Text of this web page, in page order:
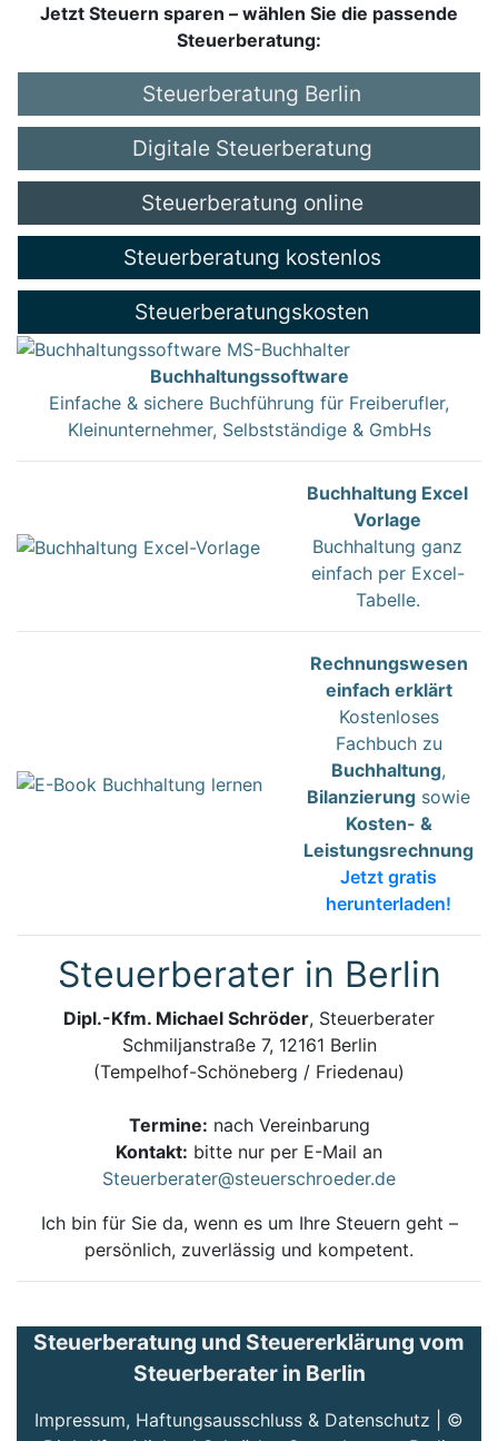
Jetzt Steuern sparen – wählen Sie die passende
Steuerberatung:
Steuerberatung Berlin
Digitale Steuerberatung
Steuerberatung online
Steuerberatung kostenlos
Steuerberatungskosten
Buchhaltungssoftware
Einfache & sichere Buchführung für Freiberufler,
Kleinunternehmer, Selbstständige & GmbHs
Buchhaltung Excel
Vorlage
Buchhaltung ganz
einfach per Excel-
Tabelle.
Rechnungswesen
einfach erklärt
Kostenloses
Fachbuch zu
Buchhaltung,
Bilanzierung sowie
Kosten- &
Leistungsrechnung
Jetzt gratis
herunterladen!
Steuerberater in Berlin
Dipl.-Kfm. Michael Schröder, Steuerberater
Schmiljanstraße 7, 12161 Berlin
(Tempelhof-Schöneberg / Friedenau)
Termine: nach Vereinbarung
Kontakt: bitte nur per E-Mail an
Steuerberater@steuerschroeder.de
Ich bin für Sie da, wenn es um Ihre Steuern geht –
persönlich, zuverlässig und kompetent.
Steuerberatung und Steuererklärung vom
Steuerberater in Berlin
Impressum, Haftungsausschluss & Datenschutz | ©